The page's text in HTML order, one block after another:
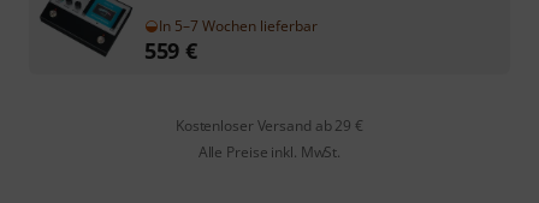
In 5–7 Wochen lieferbar
559 €
Kostenloser Versand ab 29 €
Alle Preise inkl. MwSt.